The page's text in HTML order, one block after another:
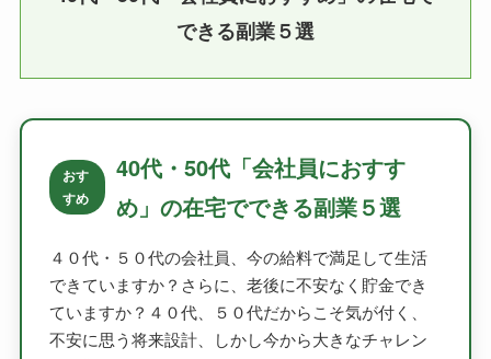
できる副業５選
おす
すめ
40代・50代「会社員におすす
め」の在宅でできる副業５選
４０代・５０代の会社員、今の給料で満足して生活
できていますか？さらに、老後に不安なく貯金でき
ていますか？４０代、５０代だからこそ気が付く、
不安に思う将来設計、しかし今から大きなチャレン